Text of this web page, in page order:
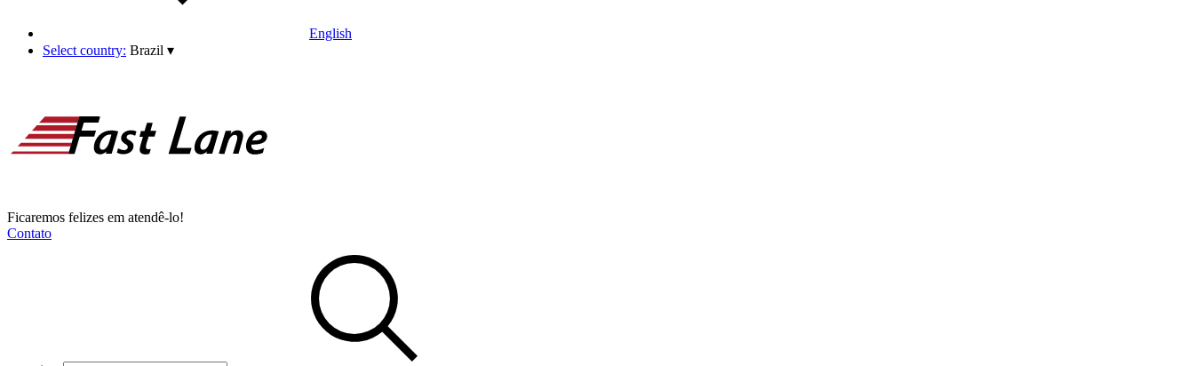
English
Select country: Brazil ▾
Ficaremos felizes em atendê-lo!
Contato